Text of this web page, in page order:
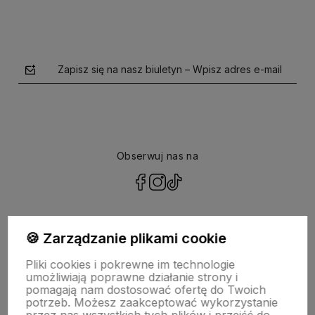
Zapisz się na nasz biuletyn – Wpisz adres e-mail
Obserwuj nas na
NASZA SELEKCJA
POMOC
🍪 Zarządzanie plikami cookie
Pliki cookies i pokrewne im technologie
umożliwiają poprawne działanie strony i
pomagają nam dostosować ofertę do Twoich
potrzeb. Możesz zaakceptować wykorzystanie